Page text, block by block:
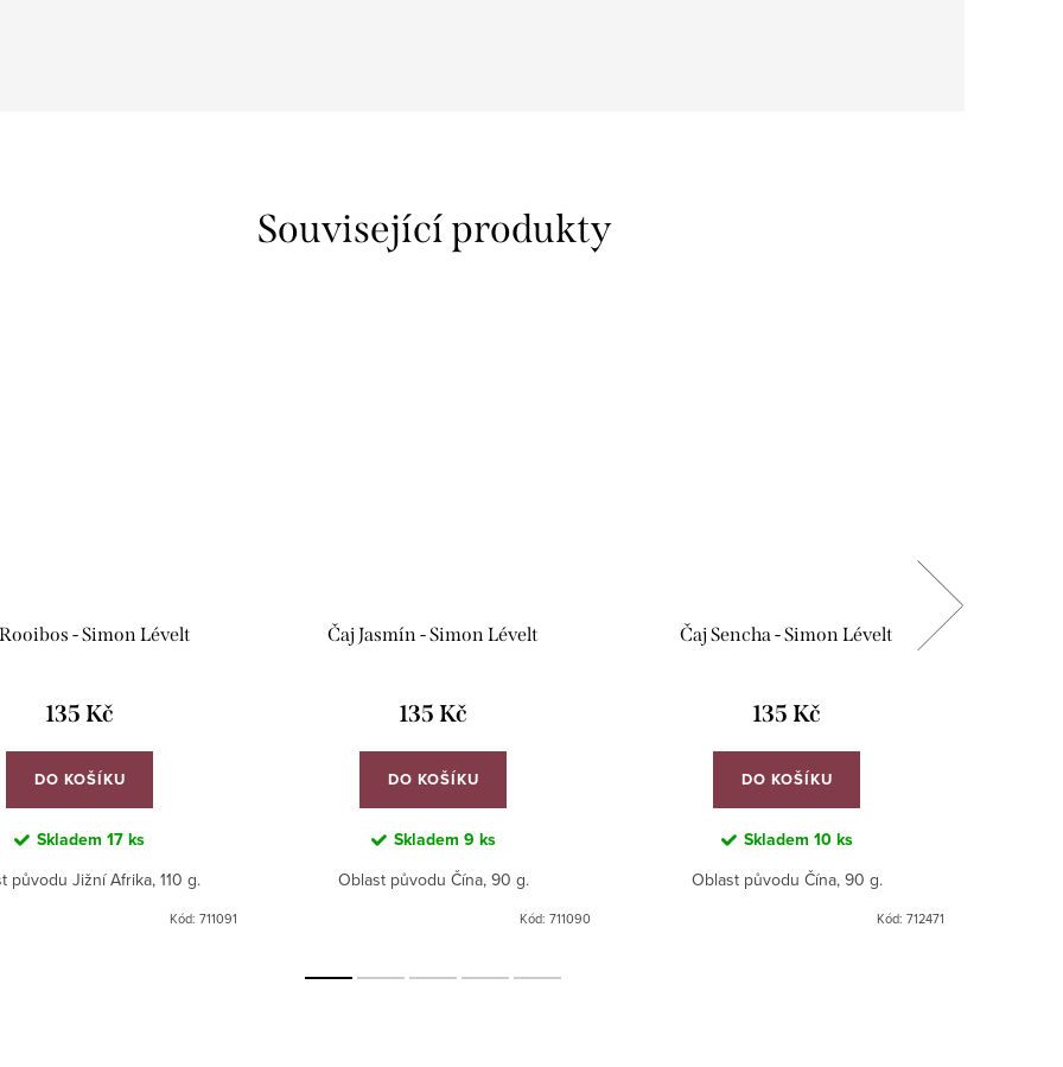
Související produkty
- Simon Lévelt
135 Kč
DO KOŠÍKU
Skladem 17 ks
původu Jižní Afrika, 110 g.
Kód: 711091
Čaj Jasmín - Simon Lévelt
135 Kč
DO KOŠÍKU
Skladem 9 ks
Oblast původu Čína, 90 g.
Kód: 711090
Čaj Sencha - Simon Lévelt
135 Kč
DO KOŠÍKU
Skladem 10 ks
Oblast původu Čína, 90 g.
Kód: 712471